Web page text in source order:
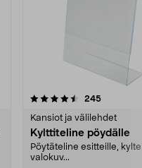
245arvostelut
Kansiot ja välilehdet
Kylttiteline pöydälle
Pöytäteline esitteille,
valokuv...
4.0 viidestä